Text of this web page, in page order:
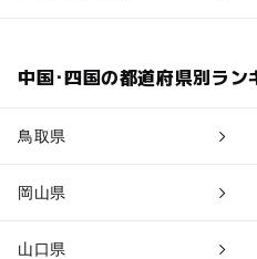
中国･四国の都道府県別ラン
鳥取県
岡山県
山口県